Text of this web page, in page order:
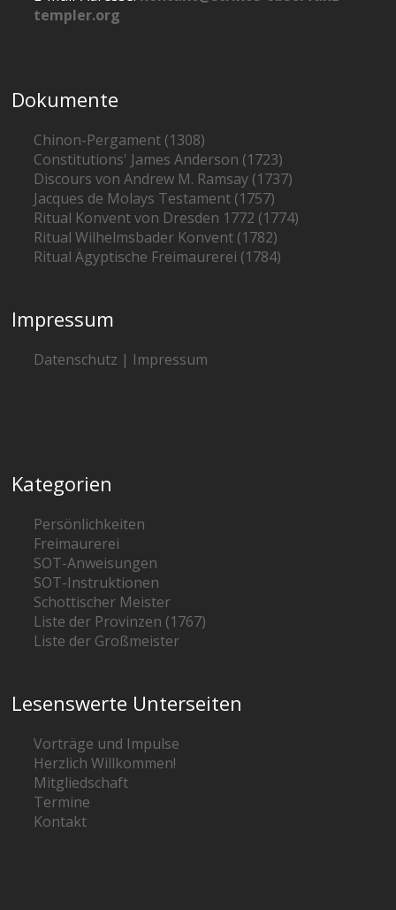
templer.org
Dokumente
Chinon-Pergament (1308)
Constitutions' James Anderson (1723)
Discours von Andrew M. Ramsay (1737)
Jacques de Molays Testament (1757)
Ritual Konvent von Dresden 1772 (1774)
Ritual Wilhelmsbader Konvent (1782)
Ritual Ägyptische Freimaurerei (1784)
Impressum
Datenschutz | Impressum
Kategorien
Persönlichkeiten
Freimaurerei
SOT-Anweisungen
SOT-Instruktionen
Schottischer Meister
Liste der Provinzen (1767)
Liste der Großmeister
Lesenswerte Unterseiten
Vorträge und Impulse
Herzlich Willkommen!
Mitgliedschaft
Termine
Kontakt